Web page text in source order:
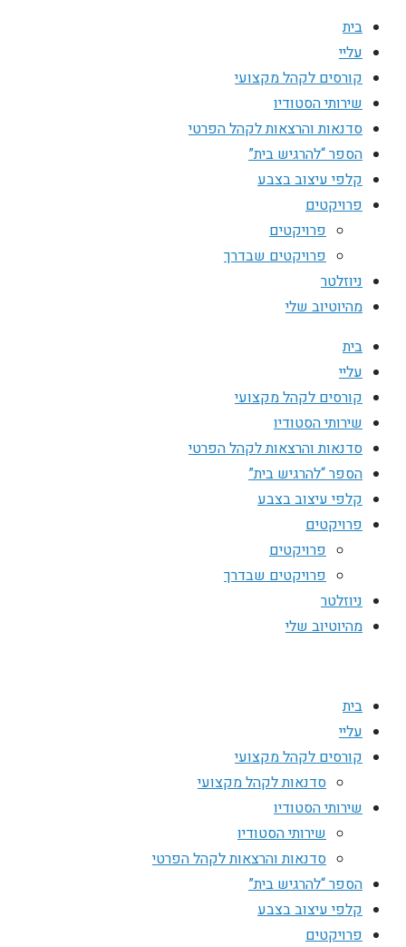
בית
עליי
קורסים לקהל מקצועי
שירותי הסטודיו
סדנאות והרצאות לקהל הפרטי
הספר “להרגיש בית”
קלפי עיצוב בצבע
פרויקטים
פרויקטים
פרויקטים שבדרך
ניוזלטר
מהיוטיוב שלי
בית
עליי
קורסים לקהל מקצועי
שירותי הסטודיו
סדנאות והרצאות לקהל הפרטי
הספר “להרגיש בית”
קלפי עיצוב בצבע
פרויקטים
פרויקטים
פרויקטים שבדרך
ניוזלטר
מהיוטיוב שלי
בית
עליי
קורסים לקהל מקצועי
סדנאות לקהל מקצועי
שירותי הסטודיו
שירותי הסטודיו
סדנאות והרצאות לקהל הפרטי
הספר “להרגיש בית”
קלפי עיצוב בצבע
פרויקטים